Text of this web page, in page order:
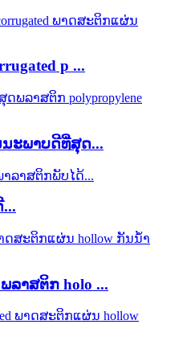
p ...
ະພາບດີທີ່ສຸດ...
ພລາສຕິກ holo ...